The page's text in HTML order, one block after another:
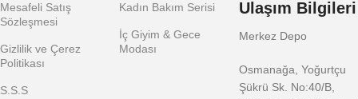
Mesafeli Satış
Sözleşmesi
Gizlilik ve Çerez
Politikası
S.S.S
Kadın Bakım Serisi
İç Giyim & Gece
Modası
Ulaşım Bilgileri
Merkez Depo
Osmanağa, Yoğurtçu
Şükrü Sk. No:40/B,